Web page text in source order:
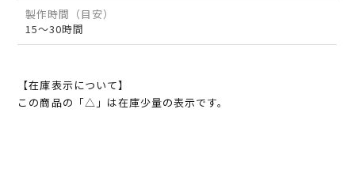
製作時間（目安）
15～30時間
【在庫表示について】
この商品の「△」は在庫少量の表示です。